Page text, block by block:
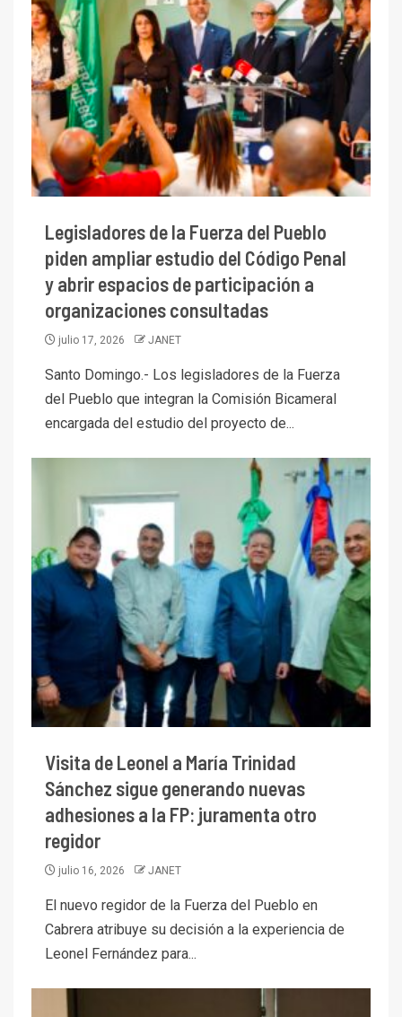
Legisladores de la Fuerza del Pueblo
piden ampliar estudio del Código Penal
y abrir espacios de participación a
organizaciones consultadas
julio 17, 2026 JANET
Santo Domingo.- Los legisladores de la Fuerza
del Pueblo que integran la Comisión Bicameral
encargada del estudio del proyecto de...
Visita de Leonel a María Trinidad
Sánchez sigue generando nuevas
adhesiones a la FP: juramenta otro
regidor
julio 16, 2026 JANET
El nuevo regidor de la Fuerza del Pueblo en
Cabrera atribuye su decisión a la experiencia de
Leonel Fernández para...